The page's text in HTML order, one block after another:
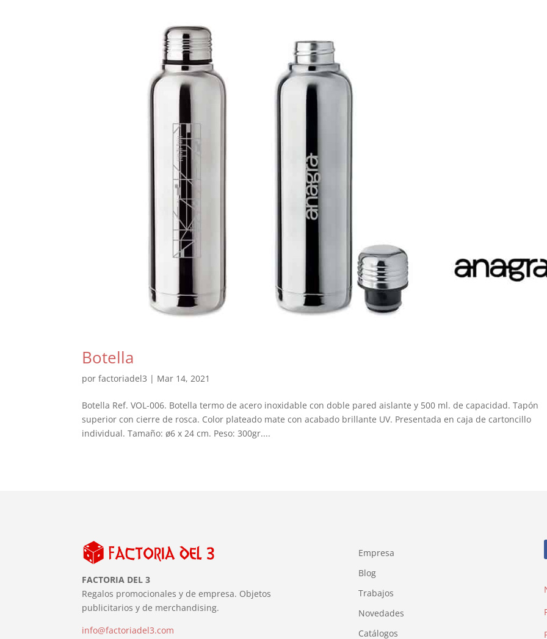
Botella
porfactoriadel3 | Mar 14, 2021
Botella Ref. VOL-006. Botella termo de acero inoxidable con doble pared aislante y 500 ml. de capacidad. Tapón
superior con cierre de rosca. Color plateado mate con acabado brillante UV. Presentada en caja de cartoncillo
individual. Tamaño: ø6 x 24 cm. Peso: 300gr....
FACTORIA DEL 3
Regalos promocionales y de empresa. Objetos
publicitarios y de merchandising.
info@factoriadel3.com
Empresa
Blog
Trabajos
Novedades
Catálogos